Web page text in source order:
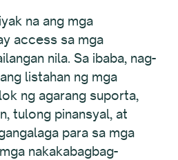
na ang mga
access sa mga
nila. Sa ibaba, nag-
listahan ng mga
ng agarang suporta,
tulong pinansyal, at
para sa mga
nakakabagbag-